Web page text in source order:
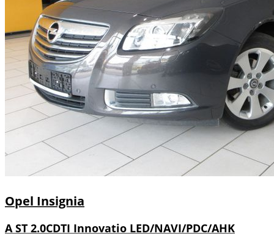
Opel Insignia
A ST 2.0CDTI Innovatio LED/NAVI/PDC/AHK